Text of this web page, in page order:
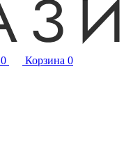
0 Корзина 0